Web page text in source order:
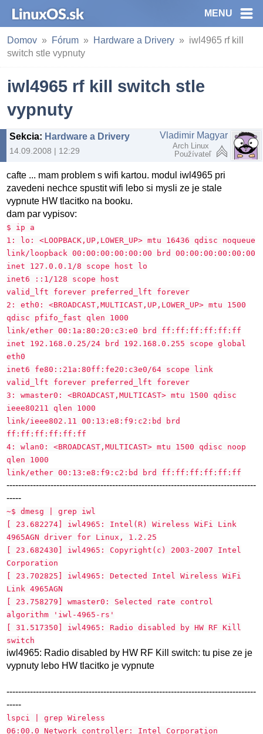
MENU
Domov Fórum Hardware a Drivery
iwl4965 rf kill
switch stle vypnuty
iwl4965 rf kill switch stle
vypnuty
Sekcia: Hardware a Drivery
14.09.2008 | 12:29
Vladimir Magyar
Arch Linux
Používateľ
cafte ... mam problem s wifi kartou. modul iwl4965 pri
zavedeni nechce spustit wifi lebo si mysli ze je stale
vypnute HW tlacitko na booku.
dam par vypisov:
$ ip a
1: lo: <LOOPBACK,UP,LOWER_UP> mtu 16436 qdisc noqueue
link/loopback 00:00:00:00:00:00 brd 00:00:00:00:00:00
inet 127.0.0.1/8 scope host lo
inet6 ::1/128 scope host
valid_lft forever preferred_lft forever
2: eth0: <BROADCAST,MULTICAST,UP,LOWER_UP> mtu 1500
qdisc pfifo_fast qlen 1000
link/ether 00:1a:80:20:c3:e0 brd ff:ff:ff:ff:ff:ff
inet 192.168.0.25/24 brd 192.168.0.255 scope global
eth0
inet6 fe80::21a:80ff:fe20:c3e0/64 scope link
valid_lft forever preferred_lft forever
3: wmaster0: <BROADCAST,MULTICAST> mtu 1500 qdisc
ieee80211 qlen 1000
link/ieee802.11 00:13:e8:f9:c2:bd brd
ff:ff:ff:ff:ff:ff
4: wlan0: <BROADCAST,MULTICAST> mtu 1500 qdisc noop
qlen 1000
link/ether 00:13:e8:f9:c2:bd brd ff:ff:ff:ff:ff:ff
-------------------------------------------------------------------------------------
-----
~$ dmesg | grep iwl
[ 23.682274] iwl4965: Intel(R) Wireless WiFi Link
4965AGN driver for Linux, 1.2.25
[ 23.682430] iwl4965: Copyright(c) 2003-2007 Intel
Corporation
[ 23.702825] iwl4965: Detected Intel Wireless WiFi
Link 4965AGN
[ 23.758279] wmaster0: Selected rate control
algorithm 'iwl-4965-rs'
[ 31.517350] iwl4965: Radio disabled by HW RF Kill
switch
iwl4965: Radio disabled by HW RF Kill switch: tu pise ze je
vypnuty lebo HW tlacitko je vypnute
-------------------------------------------------------------------------------------
-----
lspci | grep Wireless
06:00.0 Network controller: Intel Corporation